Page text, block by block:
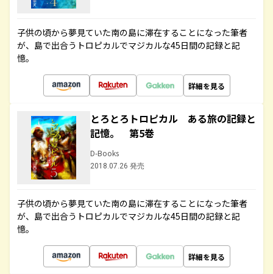
子供の頃から夢見ていた南の島に滞在することになった筆者
が、島で出合うトロピカルでマジカルな45日間の記録と記
憶。
詳細を見る
とろとろトロピカル ある旅の記録と
記憶。 第5巻
D-Books
2018.07.26 発売
子供の頃から夢見ていた南の島に滞在することになった筆者
が、島で出合うトロピカルでマジカルな45日間の記録と記
憶。
詳細を見る